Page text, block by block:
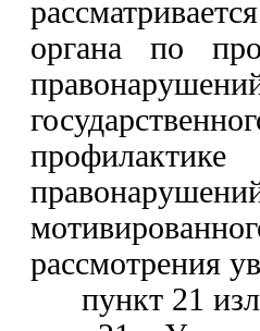
органа по
рассмотрения
пункт 21